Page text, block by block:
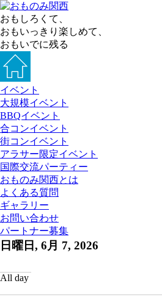
おもしろくて、
おもいっきり楽しめて、
おもいでに残る
イベント
大規模イベント
BBQイベント
合コンイベント
街コンイベント
アラサー限定イベント
国際交流パーティー
おものみ関西とは
よくある質問
ギャラリー
お問い合わせ
パートナー募集
日曜日, 6月 7, 2026
All day